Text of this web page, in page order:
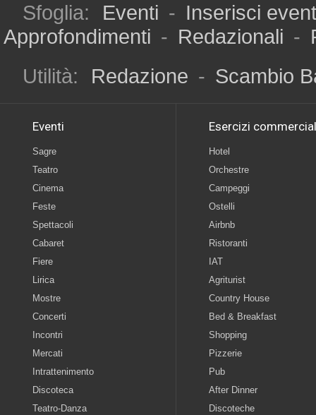
Sfoglia: Eventi - Inserisci
Approfondimenti - Redazionali -
Utilità:
Redazione - Scambio
Eventi
Sagre
Teatro
Cinema
Feste
Spettacoli
Cabaret
Fiere
Lirica
Mostre
Concerti
Incontri
Mercati
Intrattenimento
Discoteca
Teatro-Danza
Esercizi
Hotel
Orchestre
Campeggi
Ostelli
Airbnb
Ristoranti
IAT
Agriturist
Country House
Bed & Breakfast
Shopping
Pizzerie
Pub
After Dinner
Discoteche